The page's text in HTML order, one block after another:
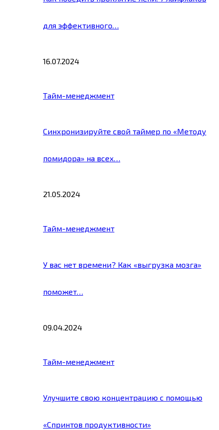
для эффективного…
16.07.2024
Тайм-менеджмент
Синхронизируйте свой таймер по «Методу
помидора» на всех…
21.05.2024
Тайм-менеджмент
У вас нет времени? Как «выгрузка мозга»
поможет…
09.04.2024
Тайм-менеджмент
Улучшите свою концентрацию с помощью
«Спринтов продуктивности»